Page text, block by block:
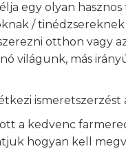
egy olyan hasznos
/
otthon vagy
világunk, más
ismeretszerzést
a kedvenc
hogyan kell